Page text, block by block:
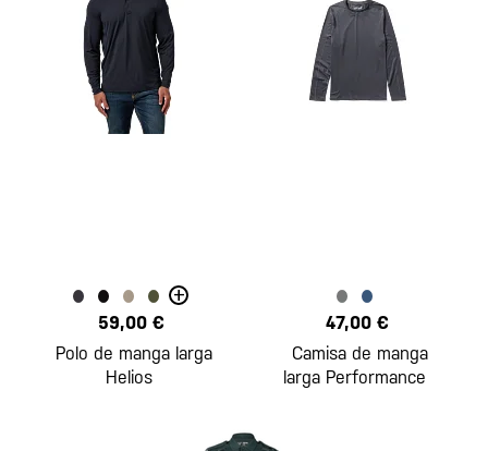
+
59,00 €
Polo de manga larga
Helios
47,00 €
Camisa de manga
larga Performance